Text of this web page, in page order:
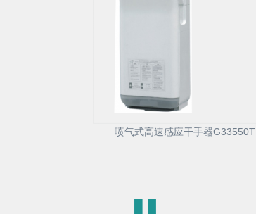
喷气式高速感应干手器G33550T